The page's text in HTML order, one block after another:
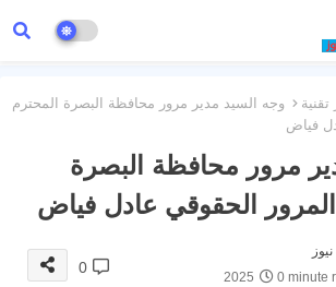
تقنية
وجه السيد مدير مرور محافظة البصرة المحترم
فياض
مرور محافظة البصرة
المرور الحقوقي عادل فياض
نيوز
0 minute
0